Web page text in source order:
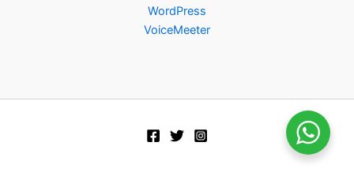
WordPress
VoiceMeeter